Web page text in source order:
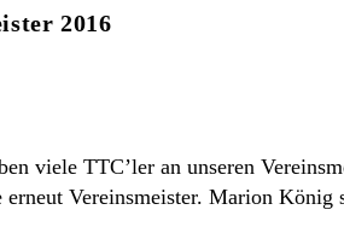
2016
viele TTC’ler an unseren
Vereinsmeister. Marion König